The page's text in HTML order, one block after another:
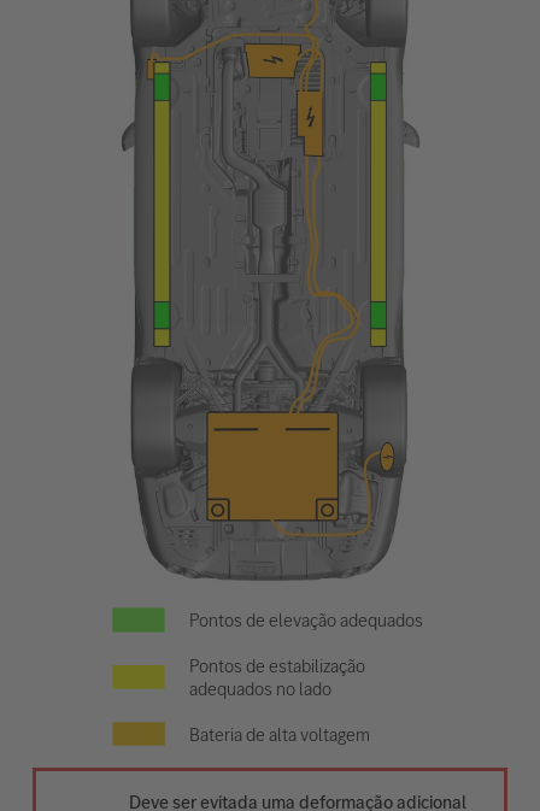
Pontos de elevação adequados
Pontos de estabilização
adequados no lado
Bateria de alta voltagem
Deve ser evitada uma deformação adicional